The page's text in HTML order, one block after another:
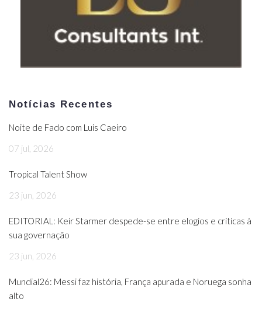
Notícias Recentes
Noite de Fado com Luis Caeiro
07 jul, 2026
Tropical Talent Show
23 jun, 2026
EDITORIAL: Keir Starmer despede-se entre elogios e críticas à
sua governação
23 jun, 2026
Mundial26: Messi faz história, França apurada e Noruega sonha
alto